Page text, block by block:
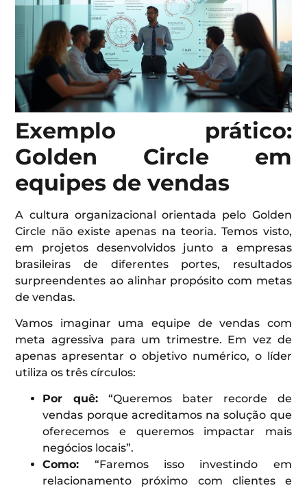
Exemplo prático:
Golden Circle em
equipes de vendas
A cultura organizacional orientada pelo Golden
Circle não existe apenas na teoria. Temos visto,
em projetos desenvolvidos junto a empresas
brasileiras de diferentes portes, resultados
surpreendentes ao alinhar propósito com metas
de vendas.
Vamos imaginar uma equipe de vendas com
meta agressiva para um trimestre. Em vez de
apenas apresentar o objetivo numérico, o líder
utiliza os três círculos:
Por quê: “Queremos bater recorde de
vendas porque acreditamos na solução que
oferecemos e queremos impactar mais
negócios locais”.
Como: “Faremos isso investindo em
relacionamento próximo com clientes e